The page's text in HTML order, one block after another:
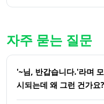
자주 묻는 질문
'~님, 반갑습니다.'라며
시되는데 왜 그런 건가요?